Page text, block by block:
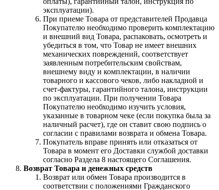
эксплуатации).
При приеме Товара от представителей Продавца
Покупателю необходимо проверить комплектацию
и внешний вид Товара, распаковать, осмотреть и
убедиться в том, что Товар не имеет внешних
механических повреждений, соответствует
заявленным потребительским свойствам,
внешнему виду и комплектации, в наличии
товарного и кассового чеков, либо накладной и
счет-фактуры, гарантийного талона, инструкции
по эксплуатации. При получении Товара
Покупателю необходимо изучить условия,
указанные в товарном чеке (если покупка была за
наличный расчет), где он ставит свою подпись о
согласии с правилами возврата и обмена Товара.
Покупатель вправе принять или отказаться от
Товара в момент его Доставки службой доставки
согласно Раздела 8 настоящего Соглашения.
Возврат Товара и денежных средств
Возврат или обмен Товара производится в
соответствии с положениями Гражданского